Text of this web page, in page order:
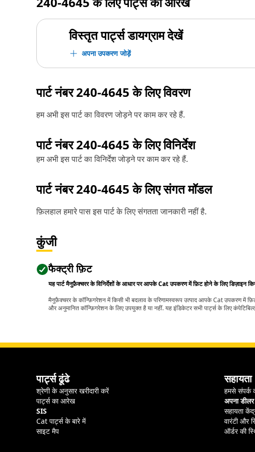
विस्तृत पार्ट्स डायग्राम देखें
अपना उपकरण जोड़ें
पार्ट नंबर240-4645के लिए विवरण
हम अभी इस पार्ट का विवरण जोड़ने पर काम कर रहे हैं.
पार्ट नंबर240-4645के लिए विनिर्देश
हम अभी इस पार्ट का विनिर्देश जोड़ने पर काम कर रहे हैं.
पार्ट नंबर240-4645के लिए संगत मॉडल
फ़िलहाल हमारे पास इस पार्ट के लिए संगतता जानकारी नहीं है.
कुंजी
फैक्ट्री फ़िट
यह पार्ट मैनुफ़ैक्चरर के विनिर्देशों के आधार पर आपके Cat उपकरण में फ़िट होने के लिए डिज़ाइन
मैनुफ़ैक्चरर के कॉन्फ़िगरेशन में किसी भी बदलाव के परिणामस्वरूप उत्पाद आपके Cat उपकरण में
और अनुमानित कॉन्फ़िगरेशन के लिए उपयुक्त है या नहीं. यह इंडिकेटर सभी पार्ट्स के लिए
पार्ट्स ढूंढे
श्रेणी के अनुसार खरीदारी करें
पार्ट्स का आरेख
SIS
Cat पार्ट्स के बारे में
साइट मैप
सहायता
हमसे संपर्क
अपना
सहायता
वारंटी और
ऑर्डर की